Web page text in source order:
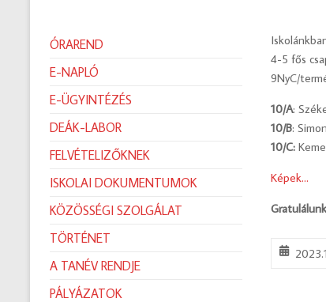
4-5 fős
9NyC/
10/A:
10/B:
10/C:
Képek…
ÓRAREND
E-NAPLÓ
E-ÜGYINTÉZÉS
DEÁK-LABOR
FELVÉTELIZŐKNEK
ISKOLAI DOKUMENTUMOK
KÖZÖSSÉGI SZOLGÁLAT
TÖRTÉNET
A TANÉV RENDJE
PÁLYÁZATOK